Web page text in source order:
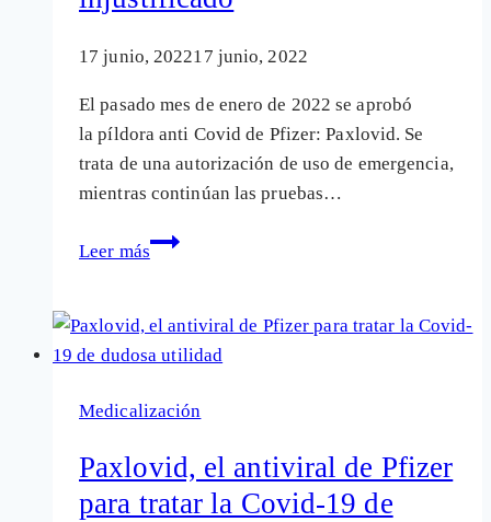
contra
el
19
17 junio, 202217 junio, 2022
El pasado mes de enero de 2022 se aprobó
la píldora anti Covid de Pfizer: Paxlovid. Se
trata de una autorización de uso de emergencia,
mientras continúan las pruebas…
Leer más
Paxlovid,
de
la
no
en
pacientes
Medicalización
Paxlovid, el antiviral de Pfizer
para tratar la Covid-19 de